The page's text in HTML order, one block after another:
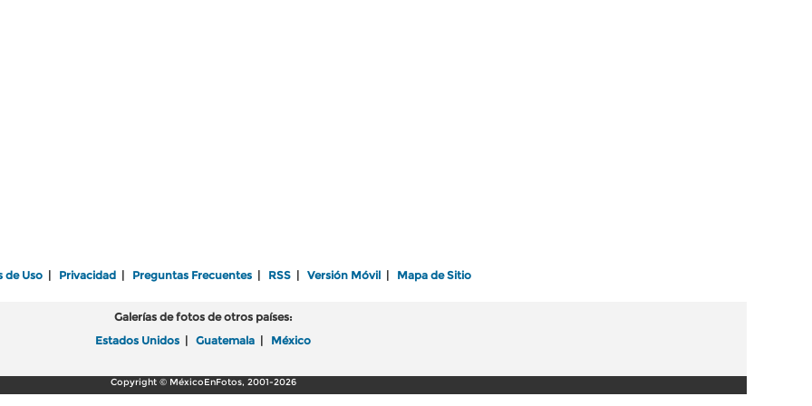
de Uso Privacidad Preguntas Frecuentes RSS Versión Móvil Mapa de Sitio
Galerías de fotos de otros países:
Estados Unidos
Guatemala México
Copyright © MéxicoEnFotos, 2001-2026